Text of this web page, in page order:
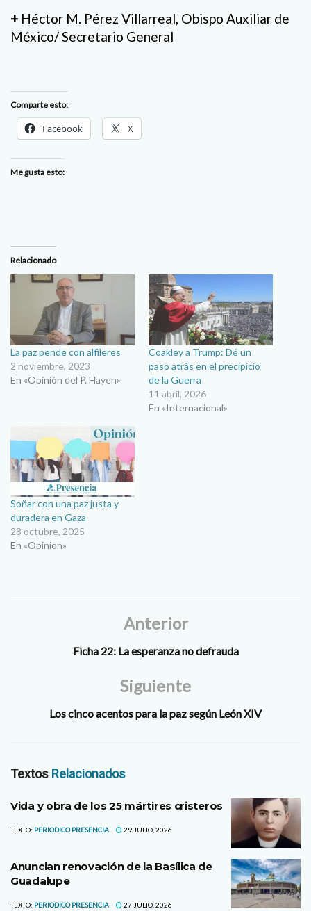
+ Héctor M. Pérez Villarreal, Obispo Auxiliar de
México/ Secretario General
Comparte esto:
Facebook X
Me gusta esto:
Relacionado
La paz pende con alfileres
2 noviembre, 2023
En «Opinión del P. Hayen»
Coakley a Trump: Dé un
paso atrás en el precipicio
de la Guerra
11 abril, 2026
En «Internacional»
Soñar con una paz justa y
duradera en Gaza
28 octubre, 2025
En «Opinion»
Anterior
Ficha 22: La esperanza no defrauda
Siguiente
Los cinco acentos para la paz según León XIV
Textos Relacionados
Vida y obra de los 25 mártires cristeros
TEXTO: PERIODICO PRESENCIA 29 JULIO, 2026
Anuncian renovación de la Basílica de
Guadalupe
TEXTO: PERIODICO PRESENCIA 27 JULIO, 2026